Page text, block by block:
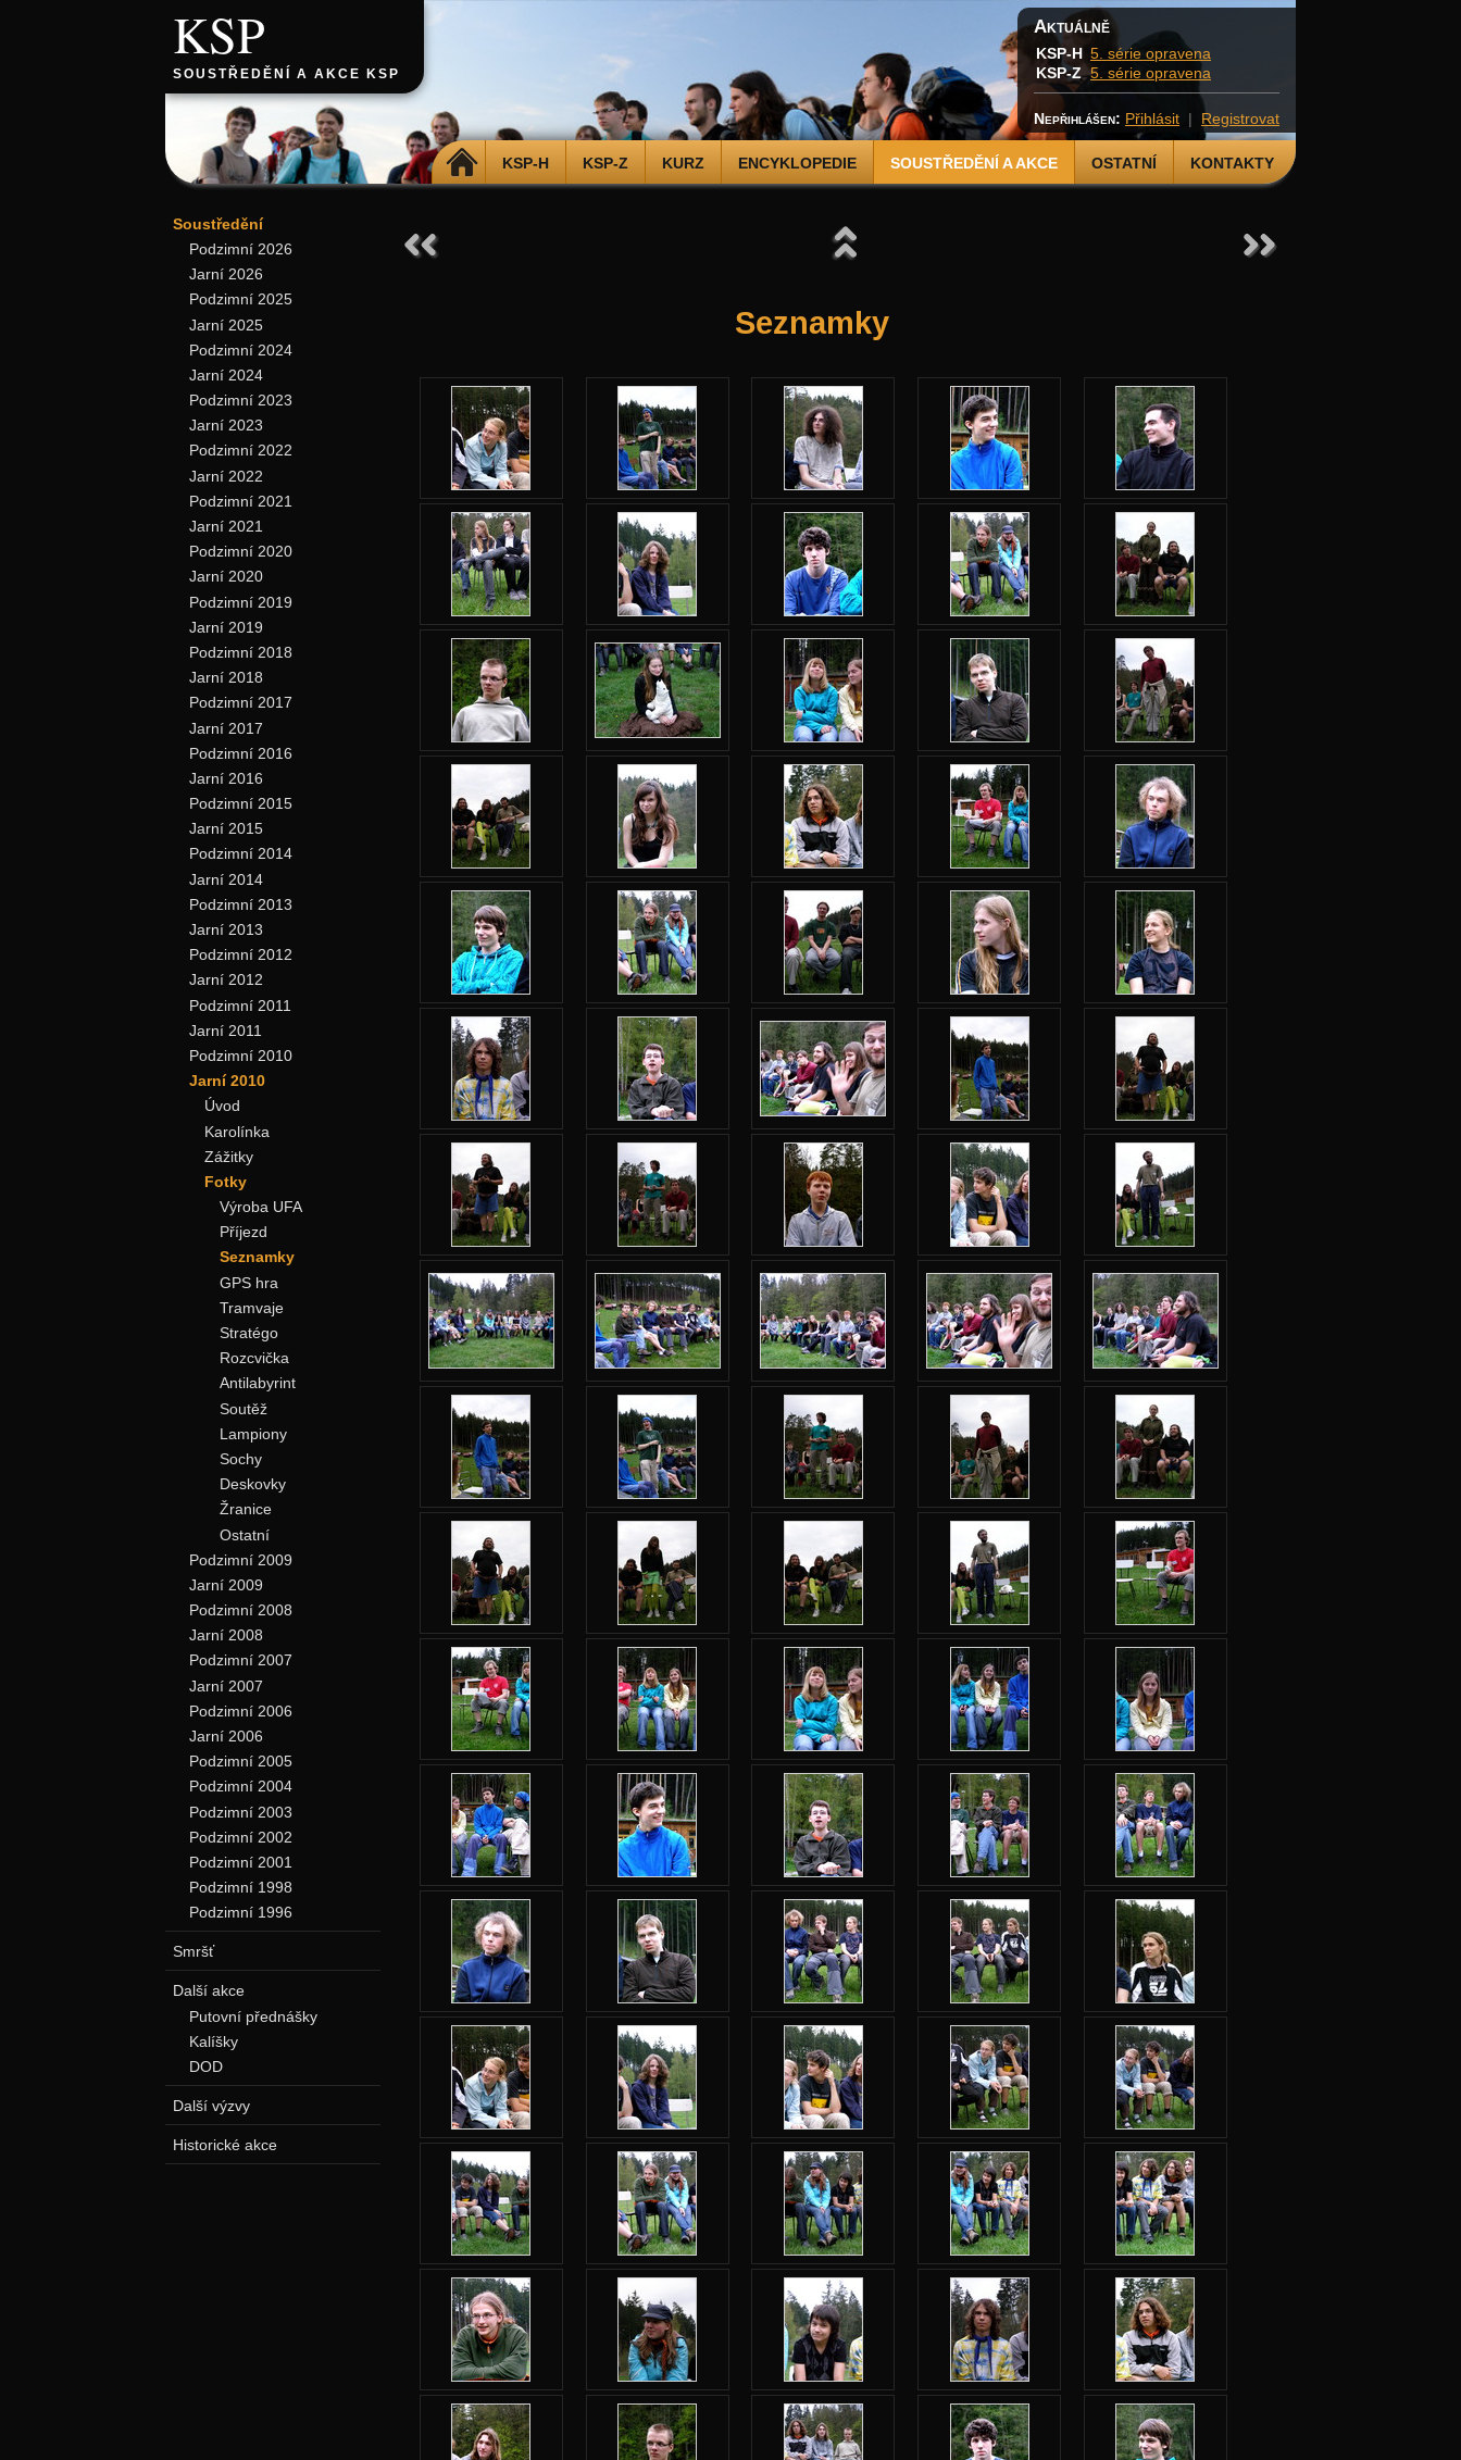
KSP
SOUSTŘEDĚNÍ A AKCE KSP
DOMŮ KSP-H KSP-Z KURZ ENCYKLOPEDIE SOUSTŘEDĚNÍ A AKCE OSTATNÍ KONTAKTY
Aktuálně
KSP-H 5. série opravena
KSP-Z 5. série opravena
Nepřihlášen: Přihlásit | Registrovat
Seznamky
Soustředění
Podzimní 2026
Jarní 2026
Podzimní 2025
Jarní 2025
Podzimní 2024
Jarní 2024
Podzimní 2023
Jarní 2023
Podzimní 2022
Jarní 2022
Podzimní 2021
Jarní 2021
Podzimní 2020
Jarní 2020
Podzimní 2019
Jarní 2019
Podzimní 2018
Jarní 2018
Podzimní 2017
Jarní 2017
Podzimní 2016
Jarní 2016
Podzimní 2015
Jarní 2015
Podzimní 2014
Jarní 2014
Podzimní 2013
Jarní 2013
Podzimní 2012
Jarní 2012
Podzimní 2011
Jarní 2011
Podzimní 2010
Jarní 2010
Úvod
Karolínka
Zážitky
Fotky
Výroba UFA
Příjezd
Seznamky
GPS hra
Tramvaje
Stratégo
Rozcvička
Antilabyrint
Soutěž
Lampiony
Sochy
Deskovky
Žranice
Ostatní
Podzimní 2009
Jarní 2009
Podzimní 2008
Jarní 2008
Podzimní 2007
Jarní 2007
Podzimní 2006
Jarní 2006
Podzimní 2005
Podzimní 2004
Podzimní 2003
Podzimní 2002
Podzimní 2001
Podzimní 1998
Podzimní 1996
Smršť
Další akce
Putovní přednášky
Kalíšky
DOD
Další výzvy
Historické akce